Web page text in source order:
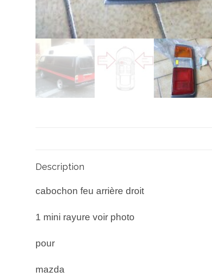
Description
cabochon feu arrière droit
1 mini rayure voir photo
pour
mazda